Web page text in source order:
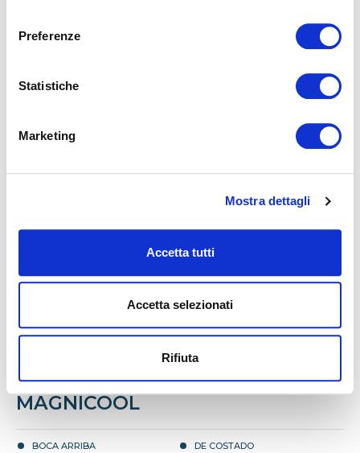
Preferenze
Statistiche
Marketing
Mostra dettagli
Accetta tutti
Accetta selezionati
Rifiuta
MAGNICOOL
BOCA ARRIBA
DE COSTADO